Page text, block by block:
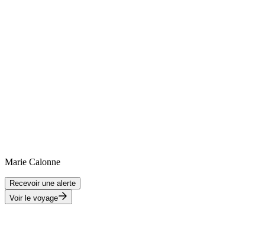
Marie Calonne
Recevoir une alerte
Voir le voyage